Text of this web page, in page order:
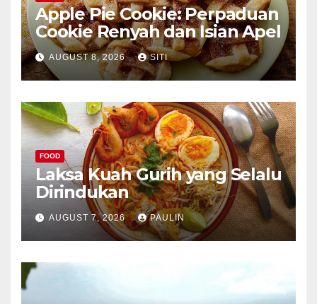
Apple Pie Cookie: Perpaduan
Cookie Renyah dan Isian Apel
AUGUST 8, 2026 SITI
FOOD
Laksa Kuah Gurih yang Selalu
Dirindukan
AUGUST 7, 2026 PAULIN